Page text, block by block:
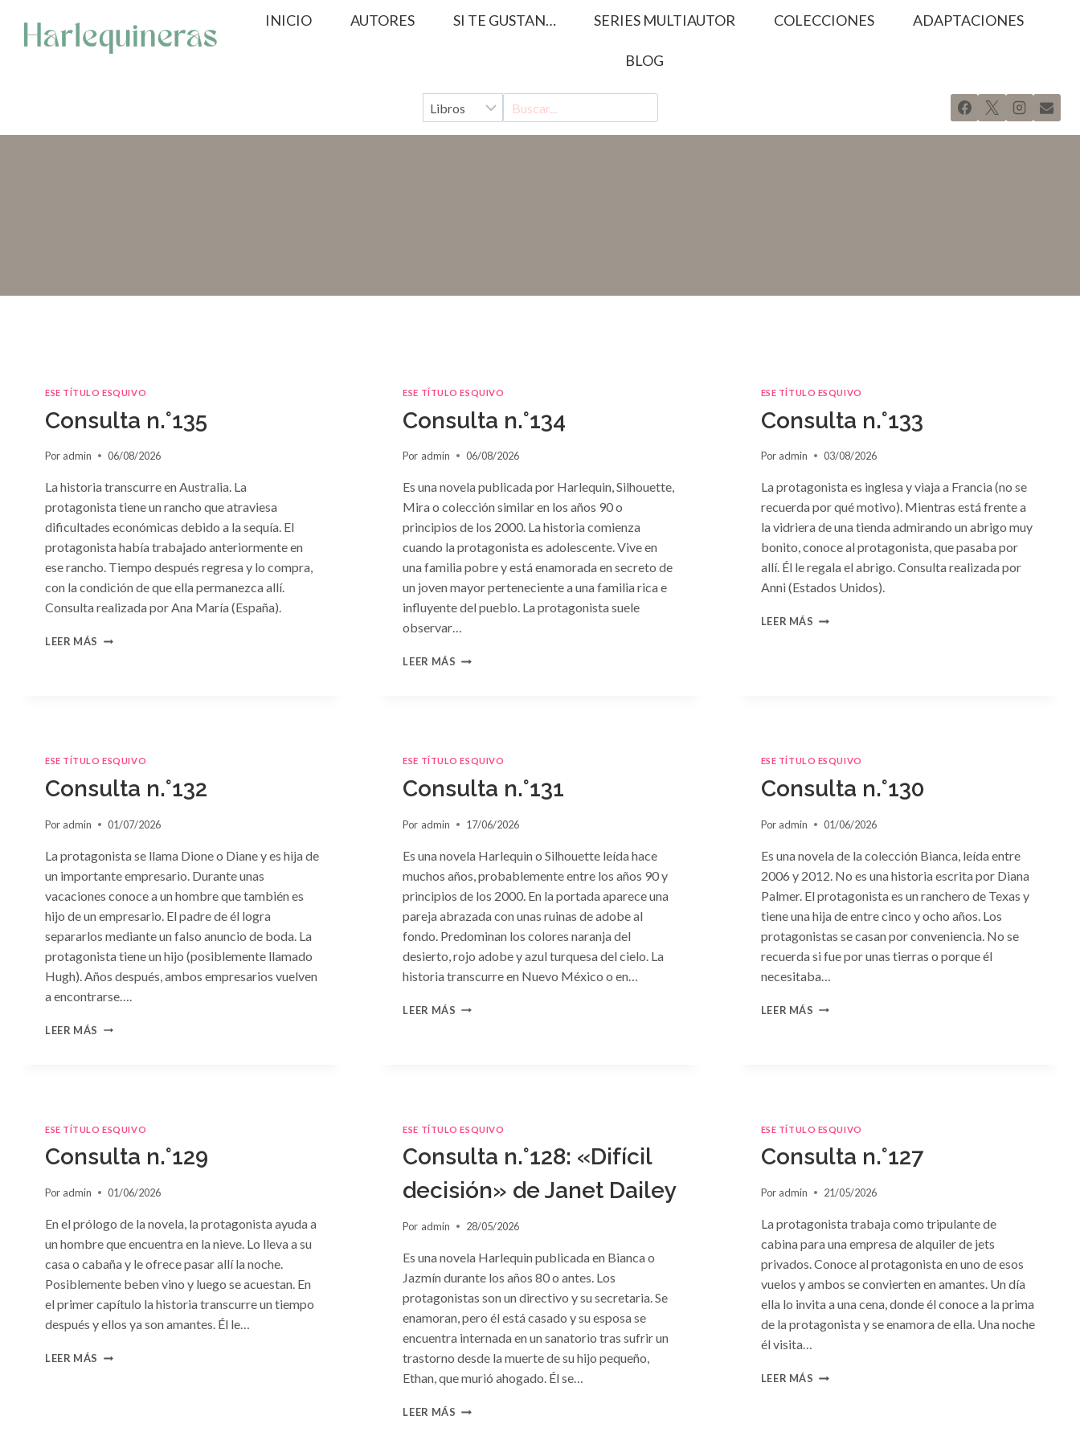
contenido
INICIO AUTORES SI TE GUSTAN… SERIES MULTIAUTOR COLECCIONES ADAPTACIONES
BLOG
ESE TÍTULO ESQUIVO
Consulta n.°135
Por admin 06/08/2026
La historia transcurre en Australia. La
protagonista tiene un rancho que atraviesa
dificultades económicas debido a la sequía. El
protagonista había trabajado anteriormente en
ese rancho. Tiempo después regresa y lo compra,
con la condición de que ella permanezca allí.
Consulta realizada por Ana María (España).
LEER MÁS CONSULTA
ESE TÍTULO ESQUIVO
Consulta n.°134
Por admin 06/08/2026
Es una novela publicada por Harlequin, Silhouette,
Mira o colección similar en los años 90 o
principios de los 2000. La historia comienza
cuando la protagonista es adolescente. Vive en
una familia pobre y está enamorada en secreto de
un joven mayor perteneciente a una familia rica e
influyente del pueblo. La protagonista suele
observar…
LEER MÁS CONSULTA
ESE TÍTULO ESQUIVO
Consulta n.°133
Por admin 03/08/2026
La protagonista es inglesa y viaja a Francia (no se
recuerda por qué motivo). Mientras está frente a
la vidriera de una tienda admirando un abrigo muy
bonito, conoce al protagonista, que pasaba por
allí. Él le regala el abrigo. Consulta realizada por
Anni (Estados Unidos).
LEER MÁS CONSULTA
ESE TÍTULO ESQUIVO
Consulta n.°132
Por admin 01/07/2026
La protagonista se llama Dione o Diane y es hija de
un importante empresario. Durante unas
vacaciones conoce a un hombre que también es
hijo de un empresario. El padre de él logra
separarlos mediante un falso anuncio de boda. La
protagonista tiene un hijo (posiblemente llamado
Hugh). Años después, ambos empresarios vuelven
a encontrarse….
LEER MÁS CONSULTA
ESE TÍTULO ESQUIVO
Consulta n.°131
Por admin 17/06/2026
Es una novela Harlequin o Silhouette leída hace
muchos años, probablemente entre los años 90 y
principios de los 2000. En la portada aparece una
pareja abrazada con unas ruinas de adobe al
fondo. Predominan los colores naranja del
desierto, rojo adobe y azul turquesa del cielo. La
historia transcurre en Nuevo México o en…
LEER MÁS CONSULTA
ESE TÍTULO ESQUIVO
Consulta n.°130
Por admin 01/06/2026
Es una novela de la colección Bianca, leída entre
2006 y 2012. No es una historia escrita por Diana
Palmer. El protagonista es un ranchero de Texas y
tiene una hija de entre cinco y ocho años. Los
protagonistas se casan por conveniencia. No se
recuerda si fue por unas tierras o porque él
necesitaba…
LEER MÁS CONSULTA
ESE TÍTULO ESQUIVO
Consulta n.°129
Por admin 01/06/2026
En el prólogo de la novela, la protagonista ayuda a
un hombre que encuentra en la nieve. Lo lleva a su
casa o cabaña y le ofrece pasar allí la noche.
Posiblemente beben vino y luego se acuestan. En
el primer capítulo la historia transcurre un tiempo
después y ellos ya son amantes. Él le…
LEER MÁS CONSULTA
ESE TÍTULO ESQUIVO
Consulta n.°128: «Difícil
decisión» de Janet Dailey
Por admin 28/05/2026
Es una novela Harlequin publicada en Bianca o
Jazmín durante los años 80 o antes. Los
protagonistas son un directivo y su secretaria. Se
enamoran, pero él está casado y su esposa se
encuentra internada en un sanatorio tras sufrir un
trastorno desde la muerte de su hijo pequeño,
Ethan, que murió ahogado. Él se…
LEER MÁS CONSULTA
ESE TÍTULO ESQUIVO
Consulta n.°127
Por admin 21/05/2026
La protagonista trabaja como tripulante de
cabina para una empresa de alquiler de jets
privados. Conoce al protagonista en uno de esos
vuelos y ambos se convierten en amantes. Un día
ella lo invita a una cena, donde él conoce a la prima
de la protagonista y se enamora de ella. Una noche
él visita…
LEER MÁS CONSULTA